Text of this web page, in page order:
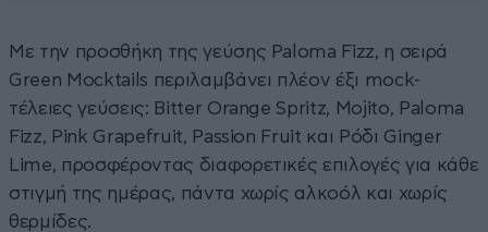
Με την προσθήκη της γεύσης Paloma Fizz, η σειρά
Green Mocktails περιλαμβάνει πλέον έξι mock-
τέλειες γεύσεις: Bitter Orange Spritz, Mojito, Paloma
Fizz, Pink Grapefruit, Passion Fruit και Ρόδι Ginger
Lime, προσφέροντας διαφορετικές επιλογές για κάθε
στιγμή της ημέρας, πάντα χωρίς αλκοόλ και χωρίς
θερμίδες.